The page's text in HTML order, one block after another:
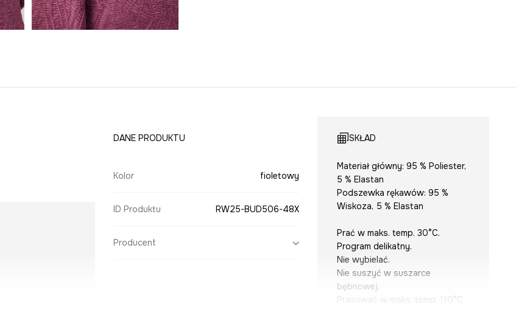
DANE PRODUKTU
Kolor fioletowy
ID Produktu RW25-BUD506-48X
Producent
SKŁAD
Materiał główny: 95 % Poliester,
5 % Elastan
Podszewka rękawów: 95 %
Wiskoza, 5 % Elastan
Prać w maks. temp. 30°C.
Program delikatny.
Nie wybielać.
Nie suszyć w suszarce
bębnowej.
Prasować w maks. temp. 110°C.